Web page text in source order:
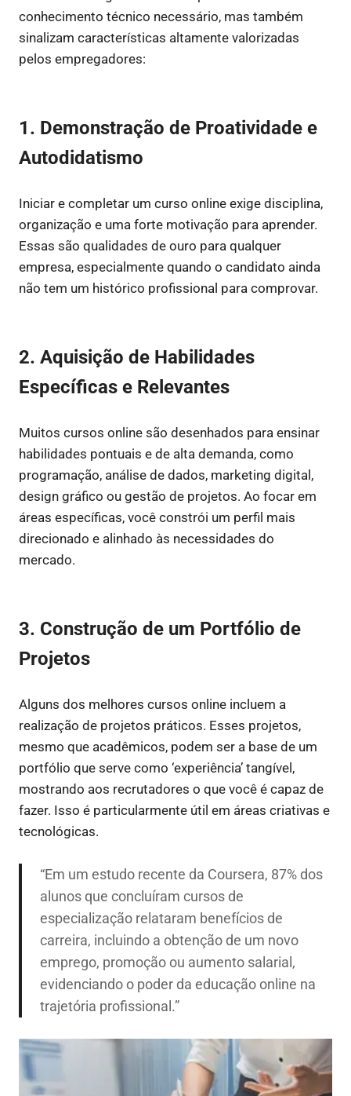
conhecimento técnico necessário, mas também
sinalizam características altamente valorizadas
pelos empregadores:
1. Demonstração de Proatividade e
Autodidatismo
Iniciar e completar um curso online exige disciplina,
organização e uma forte motivação para aprender.
Essas são qualidades de ouro para qualquer
empresa, especialmente quando o candidato ainda
não tem um histórico profissional para comprovar.
2. Aquisição de Habilidades
Específicas e Relevantes
Muitos cursos online são desenhados para ensinar
habilidades pontuais e de alta demanda, como
programação, análise de dados, marketing digital,
design gráfico ou gestão de projetos. Ao focar em
áreas específicas, você constrói um perfil mais
direcionado e alinhado às necessidades do
mercado.
3. Construção de um Portfólio de
Projetos
Alguns dos melhores cursos online incluem a
realização de projetos práticos. Esses projetos,
mesmo que acadêmicos, podem ser a base de um
portfólio que serve como ‘experiência’ tangível,
mostrando aos recrutadores o que você é capaz de
fazer. Isso é particularmente útil em áreas criativas e
tecnológicas.
“Em um estudo recente da Coursera, 87% dos
alunos que concluíram cursos de
especialização relataram benefícios de
carreira, incluindo a obtenção de um novo
emprego, promoção ou aumento salarial,
evidenciando o poder da educação online na
trajetória profissional.”